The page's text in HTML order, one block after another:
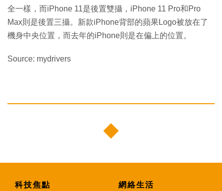
全一樣，而iPhone 11是後置雙攝，iPhone 11 Pro和Pro
Max則是後置三攝。新款iPhone背部的蘋果Logo被放在了
機身中央位置，而去年的iPhone則是在偏上的位置。
Source: mydrivers
科技焦點 網絡生活